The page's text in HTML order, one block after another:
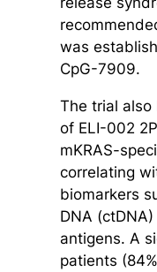
was
CpG-7909.
The trial
of ELI-002
mKRAS-
correlating
biomarkers
DNA
antigens. A
patients